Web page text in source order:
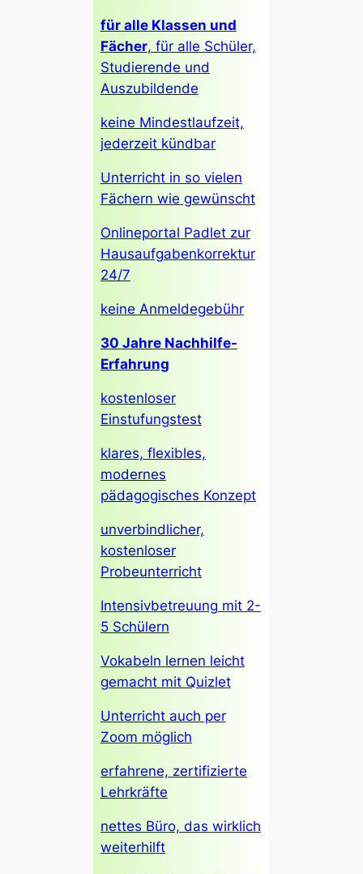
für alle Klassen und
Fächer, für alle Schüler,
Studierende und
Auszubildende
keine Mindestlaufzeit,
jederzeit kündbar
Unterricht in so vielen
Fächern wie gewünscht
Onlineportal Padlet zur
Hausaufgabenkorrektur
24/7
keine Anmeldegebühr
30 Jahre Nachhilfe-
Erfahrung
kostenloser
Einstufungstest
klares, flexibles,
modernes
pädagogisches Konzept
unverbindlicher,
kostenloser
Probeunterricht
Intensivbetreuung mit 2-
5 Schülern
Vokabeln lernen leicht
gemacht mit Quizlet
Unterricht auch per
Zoom möglich
erfahrene, zertifizierte
Lehrkräfte
nettes Büro, das wirklich
weiterhilft